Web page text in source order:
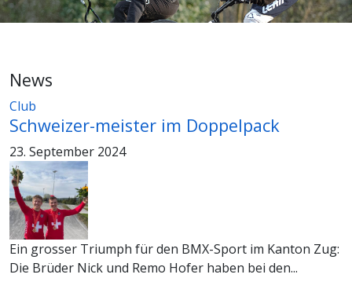
News
Club
Schweizer-meister im Doppelpack
23. September 2024
Ein grosser Triumph für den BMX-Sport im Kanton Zug:
Die Brüder Nick und Remo Hofer haben bei den...